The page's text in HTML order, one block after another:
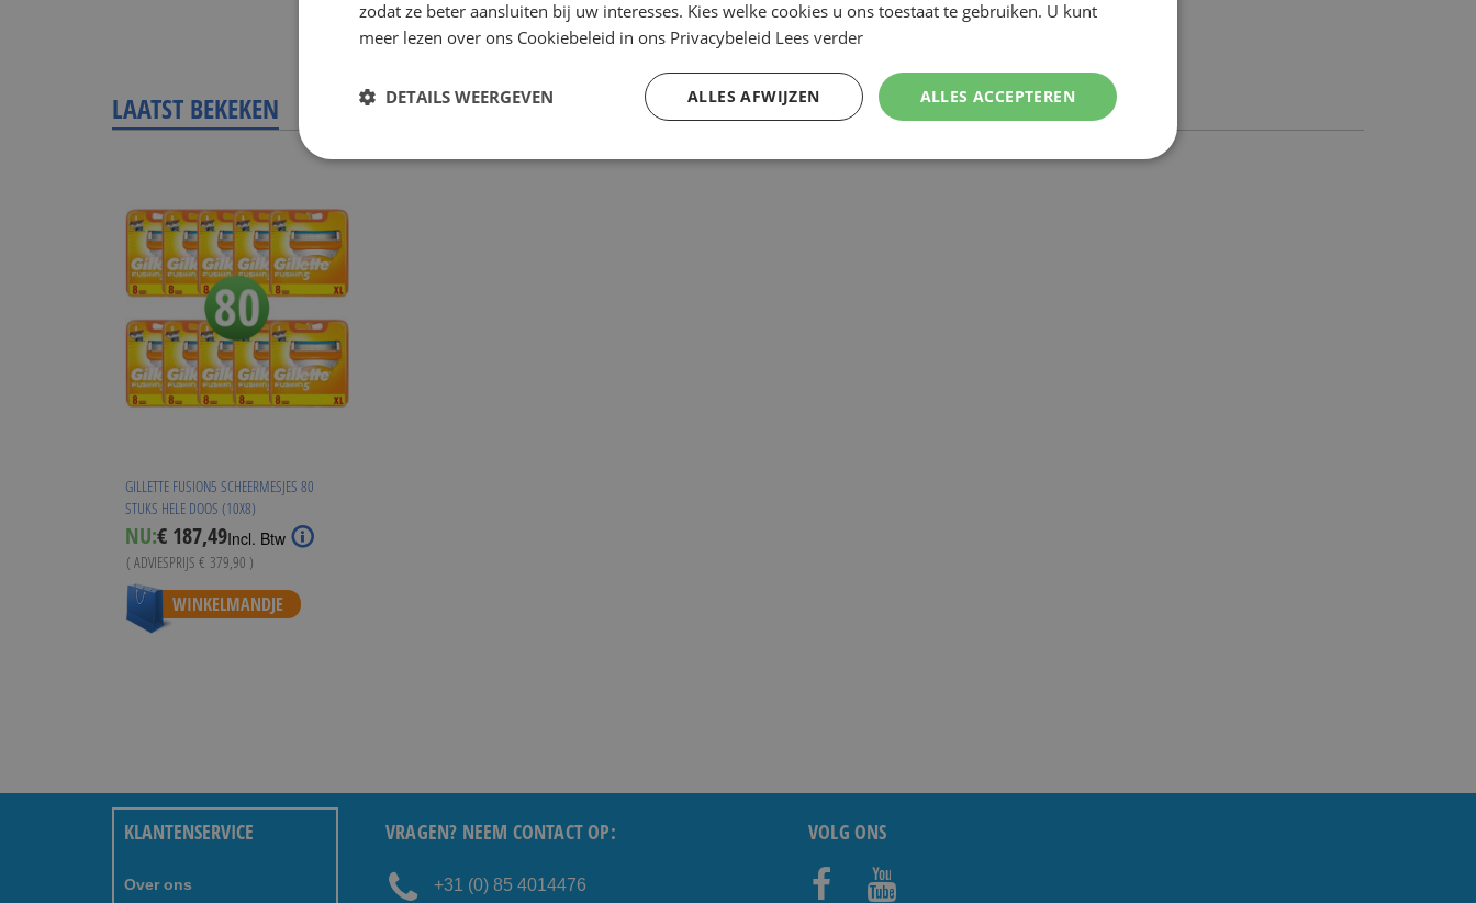
LAATST BEKEKEN
GILLETTE FUSION5 SCHEERMESJES 80
STUKS HELE DOOS (10X8)
NU:Special
Price
€ 187,49Incl. Btw
( ADVIESPRIJS € 379,90 )
WINKELMANDJE
KLANTENSERVICE
Over ons
VRAGEN? NEEM CONTACT OP:
+31 (0) 85 4014476
VOLG ONS
ENGLISH
zodat ze beter aansluiten bij uw interesses. Kies welke cookies u ons toestaat te gebruiken. U kunt
meer lezen over ons Cookiebeleid in ons Privacybeleid Lees verder
ALLES ACCEPTEREN
ALLES AFWIJZEN
DETAILS WEERGEVEN